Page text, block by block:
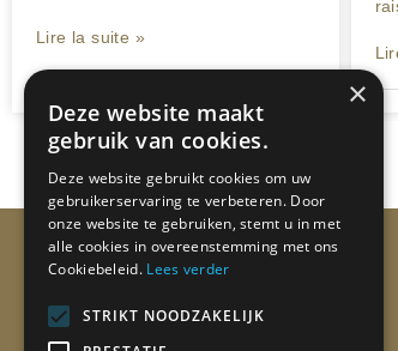
Lire la suite »
Ann Keymeulen
×
Deze website maakt
gebruik van cookies.
Deze website gebruikt cookies om uw
gebruikerservaring te verbeteren. Door
onze website te gebruiken, stemt u in met
alle cookies in overeenstemming met ons
Cookiebeleid. Lees verder
STRIKT NOODZAKELIJK